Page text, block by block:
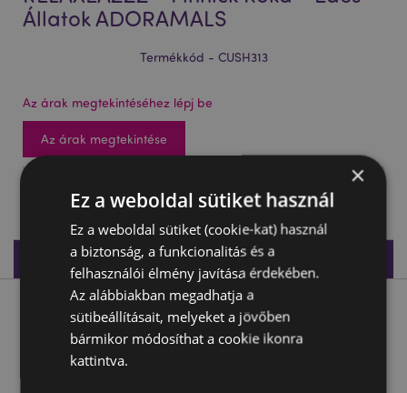
Állatok ADORAMALS
Termékkód - CUSH313
Az árak megtekintéséhez lépj be
Az árak megtekintése
Termékleírás
Termékleírás
Utazópárna Szemmaszkkal, Plüss RELAXEAZZZ - Finnick
×
Ez a weboldal sütiket használ
Ez a weboldal sütiket (cookie-kat) használ
a biztonság, a funkcionalitás és a
felhasználói élmény javítása érdekében.
Az alábbiakban megadhatja a
sütibeállításait, melyeket a jövőben
bármikor módosíthat a cookie ikonra
kattintva.